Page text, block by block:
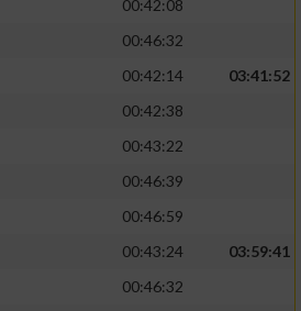
00:42:08
00:46:32
00:42:14
03:41:52
00:42:38
00:43:22
00:46:39
00:46:59
00:43:24
03:59:41
00:46:32